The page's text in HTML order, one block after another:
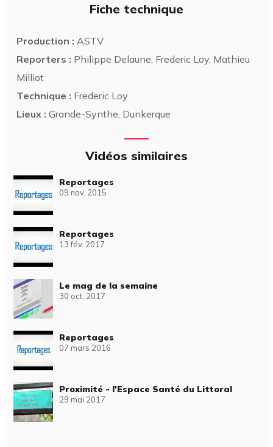
Fiche technique
Production : ASTV
Reporters : Philippe Delaune, Frederic Loy, Mathieu
Milliot
Technique : Frederic Loy
Lieux : Grande-Synthe, Dunkerque
Vidéos similaires
Reportages
09 nov. 2015
Reportages
13 fév. 2017
Le mag de la semaine
30 oct. 2017
Reportages
07 mars 2016
Proximité - l'Espace Santé du Littoral
29 mai 2017